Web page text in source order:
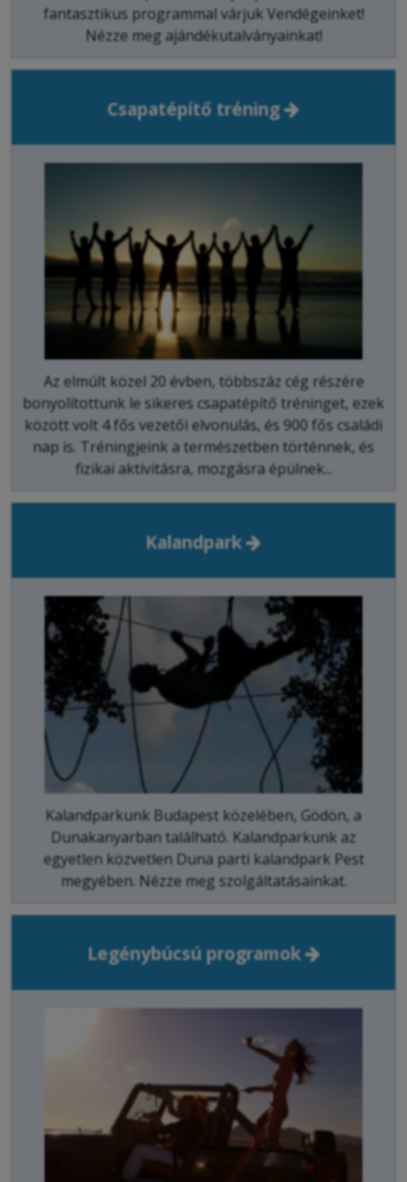
fantasztikus programmal várjuk Vendégeinket!
Nézze meg ajándékutalványainkat!
Csapatépítő tréning
Az elmúlt közel 20 évben, többszáz cég részére
bonyolítottunk le sikeres csapatépítő tréninget, ezek
között volt 4 fős vezetői elvonulás, és 900 fős családi
nap is. Tréningjeink a természetben történnek, és
fizikai aktivitásra, mozgásra épülnek...
Kalandpark
Kalandparkunk Budapest közelében, Gödön, a
Dunakanyarban található. Kalandparkunk az
egyetlen közvetlen Duna parti kalandpark Pest
megyében. Nézze meg szolgáltatásainkat.
Legénybúcsú programok